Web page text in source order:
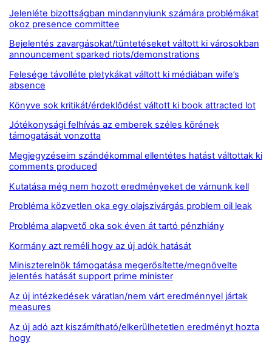
Jelenléte bizottságban mindannyiunk számára problémákat
okoz presence committee
Bejelentés zavargásokat/tüntetéseket váltott ki városokban
announcement sparked riots/demonstrations
Felesége távolléte pletykákat váltott ki médiában wife’s
absence
Könyve sok kritikát/érdeklődést váltott ki book attracted lot
Jótékonysági felhívás az emberek széles körének
támogatását vonzotta
Megjegyzéseim szándékommal ellentétes hatást váltottak ki
comments produced
Kutatása még nem hozott eredményeket de várnunk kell
Probléma közvetlen oka egy olajszivárgás problem oil leak
Probléma alapvető oka sok éven át tartó pénzhiány
Kormány azt reméli hogy az új adók hatását
Miniszterelnök támogatása megerősítette/megnövelte
jelentés hatását support prime minister
Az új intézkedések váratlan/nem várt eredménnyel jártak
measures
Az új adó azt kiszámítható/elkerülhetetlen eredményt hozta
hogy